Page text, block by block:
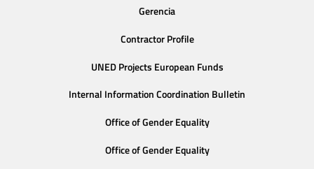
Gerencia
Contractor Profile
UNED Projects European Funds
Internal Information Coordination Bulletin
Office of Gender Equality
Office of Gender Equality